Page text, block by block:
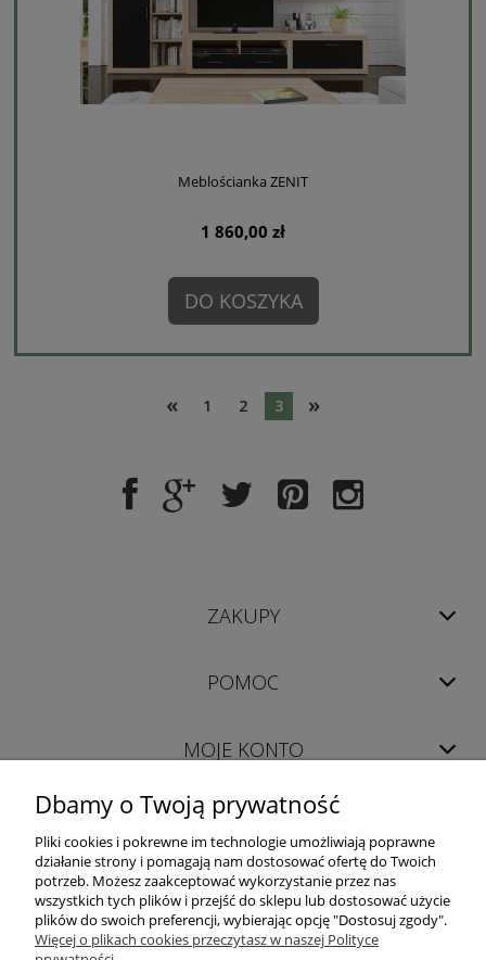
Meblościanka ZENIT
1 860,00 zł
DO KOSZYKA
« 1 2 3 »
ZAKUPY
POMOC
MOJE KONTO
INFORMACJE
Dbamy o Twoją prywatność
Pliki cookies i pokrewne im technologie umożliwiają poprawne
działanie strony i pomagają nam dostosować ofertę do Twoich
potrzeb. Możesz zaakceptować wykorzystanie przez nas
wszystkich tych plików i przejść do sklepu lub dostosować użycie
plików do swoich preferencji, wybierając opcję "Dostosuj zgody".
Więcej o plikach cookies przeczytasz w naszej Polityce